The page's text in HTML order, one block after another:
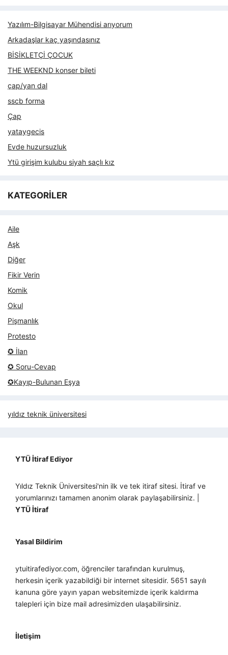
Yazılım-Bilgisayar Mühendisi arıyorum
Arkadaşlar kaç yaşındasınız
BİSİKLETÇİ ÇOCUK
THE WEEKND konser bileti
çap/yan dal
sscb forma
Çap
yataygecis
Evde huzursuzluk
Ytü girişim kulubu siyah saçlı kız
KATEGORİLER
Aile
Aşk
Diğer
Fikir Verin
Komik
Okul
Pişmanlık
Protesto
✪ İlan
✪ Soru-Cevap
✪Kayıp-Bulunan Eşya
yıldız teknik üniversitesi
YTÜ İtiraf Ediyor
Yıldız Teknik Üniversitesi'nin ilk ve tek itiraf sitesi. İtiraf ve
yorumlarınızı tamamen anonim olarak paylaşabilirsiniz. |
YTÜ İtiraf
Yasal Bildirim
ytuitirafediyor.com, öğrenciler tarafından kurulmuş,
herkesin içerik yazabildiği bir internet sitesidir. 5651 sayılı
kanuna göre yayın yapan websitemizde içerik kaldırma
talepleri için bize mail adresimizden ulaşabilirsiniz.
İletişim